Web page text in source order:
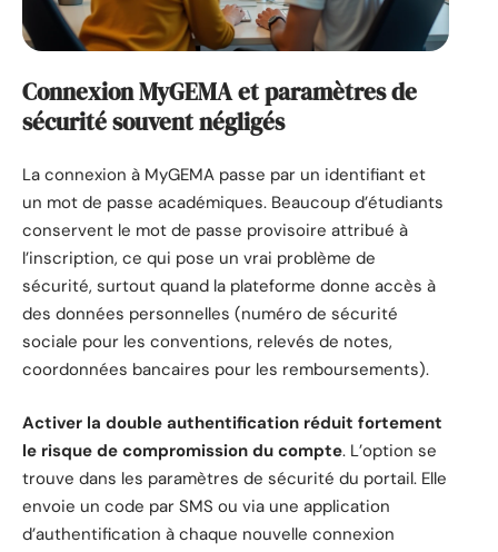
Connexion MyGEMA et paramètres de
sécurité souvent négligés
La connexion à MyGEMA passe par un identifiant et
un mot de passe académiques. Beaucoup d’étudiants
conservent le mot de passe provisoire attribué à
l’inscription, ce qui pose un vrai problème de
sécurité, surtout quand la plateforme donne accès à
des données personnelles (numéro de sécurité
sociale pour les conventions, relevés de notes,
coordonnées bancaires pour les remboursements).
Activer la double authentification réduit fortement
le risque de compromission du compte. L’option se
trouve dans les paramètres de sécurité du portail. Elle
envoie un code par SMS ou via une application
d’authentification à chaque nouvelle connexion